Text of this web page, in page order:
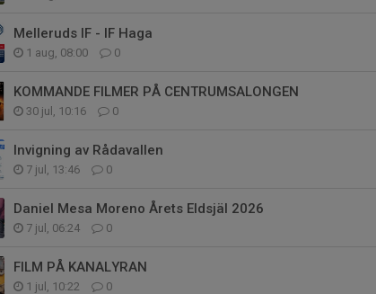
Melleruds IF - IF Haga
1 aug, 08:00 0
KOMMANDE FILMER PÅ CENTRUMSALONGEN
30 jul, 10:16 0
Invigning av Rådavallen
7 jul, 13:46 0
Daniel Mesa Moreno Årets Eldsjäl 2026
7 jul, 06:24 0
FILM PÅ KANALYRAN
1 jul, 10:22 0